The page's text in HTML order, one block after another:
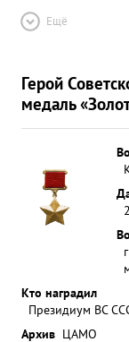
Ещё
Герой
медаль
Кто наградил
Президиум ВС
Архив ЦАМО